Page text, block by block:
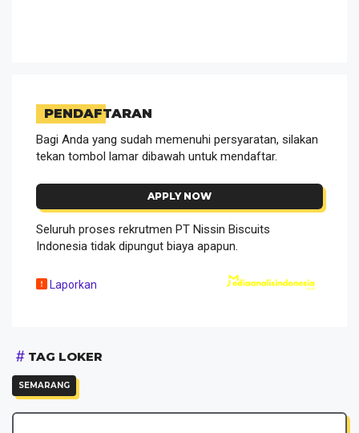
PENDAFTARAN
Bagi Anda yang sudah memenuhi persyaratan, silakan
tekan tombol lamar dibawah untuk mendaftar.
APPLY NOW
Seluruh proses rekrutmen PT Nissin Biscuits
Indonesia tidak dipungut biaya apapun.
Laporkan
TAG LOKER
SEMARANG